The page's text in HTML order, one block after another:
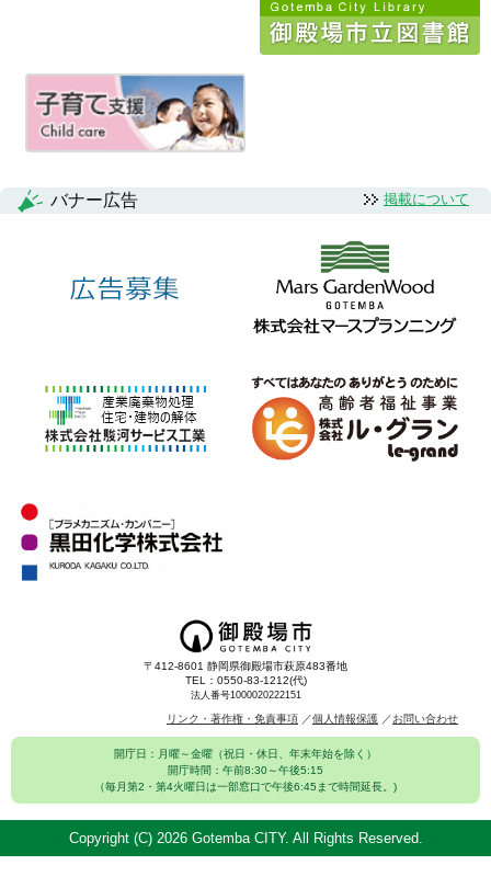
バナー広告 掲載について
〒412-8601 静岡県御殿場市萩原483番地
TEL：0550-83-1212(代)
法人番号1000020222151
リンク・著作権・免責事項 個人情報保護 お問い合わせ
開庁日：月曜～金曜（祝日・休日、年末年始を除く）
開庁時間：午前8:30～午後5:15
（毎月第2・第4火曜日は一部窓口で午後6:45まで時間延長。)
Copyright (C) 2026 Gotemba CITY. All Rights Reserved.